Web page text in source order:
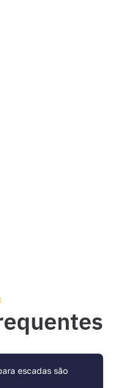
escadas são